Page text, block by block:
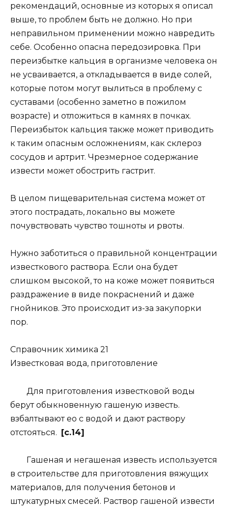
рекомендаций, основные из которых я описал
выше, то проблем быть не должно. Но при
неправильном применении можно навредить
себе. Особенно опасна передозировка. При
переизбытке кальция в организме человека он
не усваивается, а откладывается в виде солей,
которые потом могут вылиться в проблему с
суставами (особенно заметно в пожилом
возрасте) и отложиться в камнях в почках.
Переизбыток кальция также может приводить
к таким опасным осложнениям, как склероз
сосудов и артрит. Чрезмерное содержание
извести может обострить гастрит.
В целом пищеварительная система может от
этого пострадать, локально вы можете
почувствовать чувство тошноты и рвоты.
Нужно заботиться о правильной концентрации
известкового раствора. Если она будет
слишком высокой, то на коже может появиться
раздражение в виде покраснений и даже
гнойников. Это происходит из-за закупорки
пор.
Справочник химика 21
Известковая вода, приготовление
Для приготовления известковой воды
берут обыкновенную гашеную известь.
взбалтывают ео с водой и дают раствору
отстояться. [c.14]
Гашеная и негашеная известь используется
в строительстве для приготовления вяжущих
материалов, для получения бетонов и
штукатурных смесей. Раствор гашеной извести